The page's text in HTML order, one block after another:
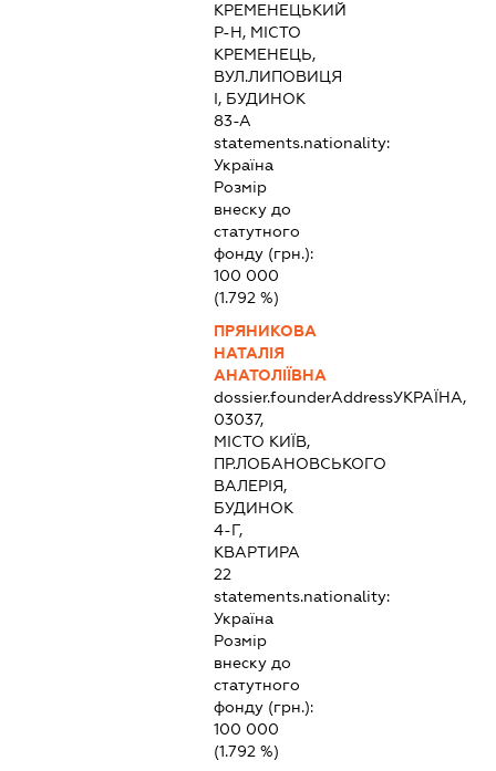
КРЕМЕНЕЦЬКИЙ
Р-Н, МІСТО
КРЕМЕНЕЦЬ,
ВУЛ.ЛИПОВИЦЯ
І, БУДИНОК
83-А
statements.nationality:
Україна
Розмір
внеску до
статутного
фонду (грн.):
100 000
(1.792 %)
ПРЯНИКОВА
НАТАЛІЯ
АНАТОЛІЇВНА
dossier.founderAddressУКРАЇНА,
03037,
МІСТО КИЇВ,
ПР.ЛОБАНОВСЬКОГО
ВАЛЕРІЯ,
БУДИНОК
4-Г,
КВАРТИРА
22
statements.nationality:
Україна
Розмір
внеску до
статутного
фонду (грн.):
100 000
(1.792 %)